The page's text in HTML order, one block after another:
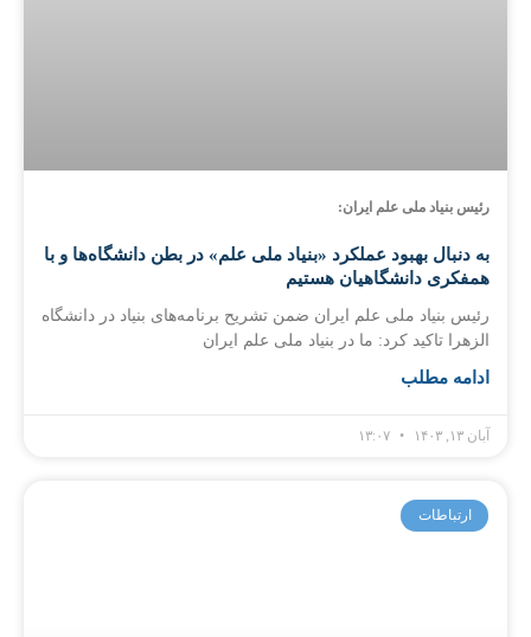
رئیس بنیاد ملی علم ایران:
به دنبال بهبود عملکرد «بنیاد ملی علم» در بطن دانشگاه‌ها و با
همفکری دانشگاهیان هستیم
رئیس بنیاد ملی علم ایران ضمن تشریح برنامه‌های بنیاد در دانشگاه
الزهرا تاکید کرد: ما در بنیاد ملی علم ایران
ادامه مطلب
آبان ۱۳, ۱۴۰۳
ارتباطات